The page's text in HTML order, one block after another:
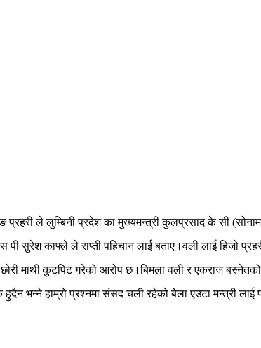
प्रहरी ले लुम्बिनी प्रदेश का मुख्यमन्त्री कुलप्रसाद के सी
पी सुरेश काफ्ले ले राप्ती पहिचान लाई बताए।वली लाई हिजो
माथी कुटपिट गरेको आरोप छ।बिमला वली र एकराज
भन्ने हाम्रो प्रश्नमा संसद चली रहेको बेला एउटा मन्त्री